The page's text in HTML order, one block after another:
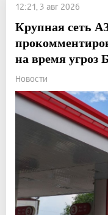
12:21, 3 авг 2026
Крупная сеть
на время
Новости